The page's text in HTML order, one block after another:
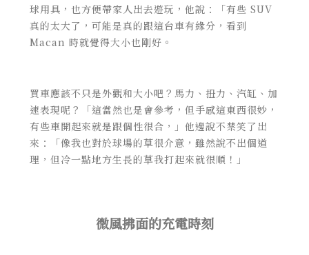
球用具，也方便帶家人出去遊玩，他說：「有些 SUV
真的太大了，可能是真的跟這台車有緣分，看到
Macan 時就覺得大小也剛好。
買車應該不只是外觀和大小吧？馬力、扭力、汽缸、加
速表現呢？「這當然也是會參考，但手感這東西很妙，
有些車開起來就是跟個性很合，」他邊說不禁笑了出
來：「像我也對於球場的草很介意，雖然說不出個道
理，但冷一點地方生長的草我打起來就很順！」
微風拂面的充電時刻